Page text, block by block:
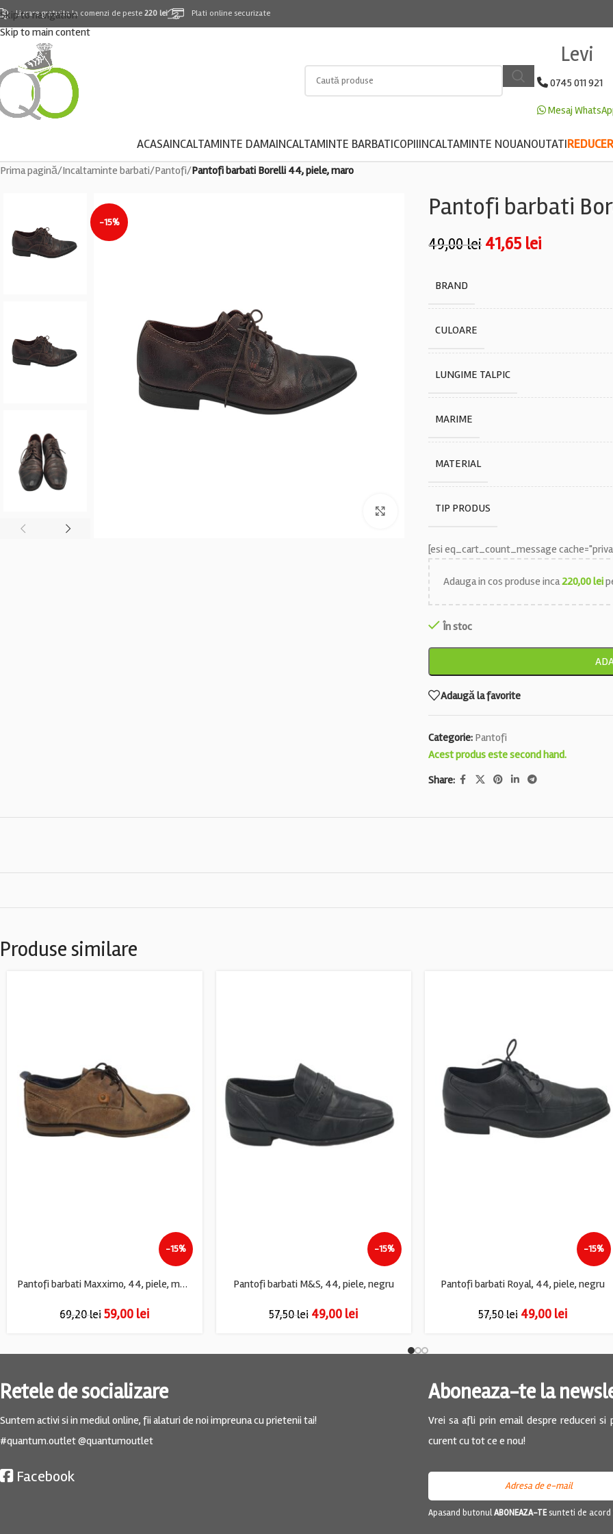
Skip to navigation
Skip to main content
Livrare gratuita la comenzi de peste 220 lei Plati online securizate
Levi
0745 011 921
Mesaj
ACASAINCALTAMINTE DAMAINCALTAMINTE BARBATICOPIIINCALTAMINTE NOUANOUTATI
Prima pagină/Incaltaminte barbati/Pantofi/Pantofi barbati Borelli 44, piele, maro
-15%
Faceți click pentru a mări
Pantofi barbati
49,00lei 41,65 lei
BRAND
CULOARE
LUNGIME TALPIC
MARIME
MATERIAL
TIP PRODUS
[esi eq_cart_count_message
Adauga in cos produse inca220,00lei
În stoc
Adaugă la favorite
Categorie: Pantofi
Acest produs este second hand.
Share:
Produse similare
-15%
Pantofi barbati Maxximo, 44, piele, maro
69,20lei 59,00 lei
-15%
Pantofi barbati M&S, 44, piele, negru
57,50lei 49,00 lei
-15%
Pantofi barbati Royal, 44, piele, negru
57,50lei 49,00 lei
Retele de socializare
Suntem activi si in mediul online, fii alaturi de noi impreuna cu prietenii tai!
#quantum.outlet @quantumoutlet
Facebook
Aboneaza-te la
Vrei sa afli prin email despre reduceri
curent cu tot ce e nou!
Apasand butonulABONEAZA-TEsunteti de acord